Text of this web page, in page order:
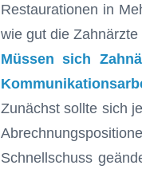
Restaurationen in
wie gut die
Müssen sich
Zunächst sollte sich
Schnellschuss